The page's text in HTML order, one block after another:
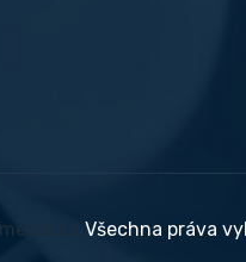
Všechna práva